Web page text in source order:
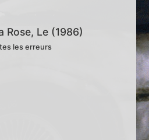
Rose, Le (1986)
les erreurs